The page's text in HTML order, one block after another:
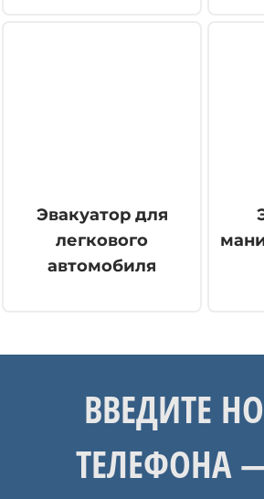
Эвакуатор для
легкового
автомобиля
ВВЕДИТЕ
ТЕЛЕФОНА